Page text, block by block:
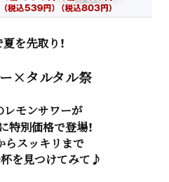
を先取り！
×タルタル祭
モンサワーが
特別価格で登場！
らスッキリまで
を見つけてみて♪